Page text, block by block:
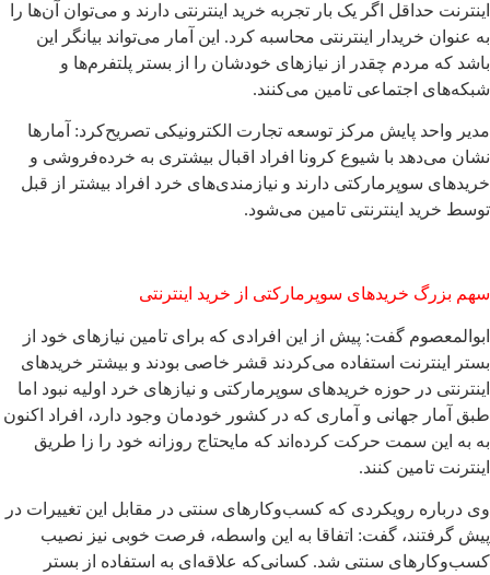
اینترنت حداقل اگر یک بار تجربه خرید اینترنتی دارند و می‌توان آن‌ها را
به عنوان خریدار اینترنتی محاسبه کرد. این آمار می‌تواند بیانگر این
باشد که مردم چقدر از نیازهای خودشان را از بستر پلتفرم‌ها و
شبکه‌های اجتماعی تامین می‌کنند.
مدیر واحد پایش مرکز توسعه تجارت الکترونیکی تصریح‌کرد: آمارها
نشان می‌دهد با شیوع کرونا افراد اقبال بیشتری به خرده‌فروشی و
خریدهای سوپرمارکتی دارند و نیازمندی‌های خرد افراد بیشتر از قبل
توسط خرید اینترنتی تامین می‌شود.
سهم بزرگ خریدهای سوپرمارکتی از خرید اینترنتی
ابوالمعصوم گفت: پیش از این افرادی که برای تامین نیازهای خود از
بستر اینترنت استفاده می‌کردند قشر خاصی بودند و بیشتر خریدهای
اینترنتی در حوزه خریدهای سوپرمارکتی و نیازهای خرد اولیه نبود اما
طبق آمار جهانی و آماری که در کشور خودمان وجود دارد، افراد اکنون
به به این سمت حرکت کرده‌اند که مایحتاج روزانه خود را زا طریق
اینترنت تامین کنند.
وی درباره رویکردی که کسب‌وکارهای سنتی در مقابل این تغییرات در
پیش گرفتند، گفت: اتفاقا به این واسطه، فرصت خوبی نیز نصیب
کسب‌وکارهای سنتی شد. کسانی‌که علاقه‌ای به استفاده از بستر